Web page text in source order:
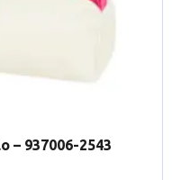
– 937006-2543